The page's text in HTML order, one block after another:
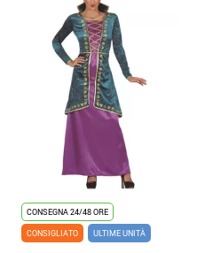
CONSEGNA 24/48 ORE
CONSIGLIATO
ULTIME UNITÀ